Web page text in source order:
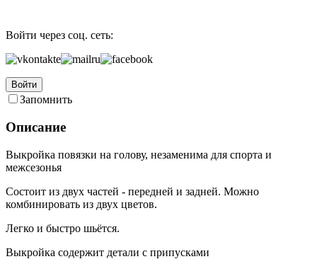
Войти через соц. сеть:
Войти
Запомнить
Описание
Выкройка повязки на голову, незаменима для спорта и
межсезонья
Состоит из двух частей - передней и задней. Можно
комбинировать из двух цветов.
Легко и быстро шьётся.
Выкройка содержит детали с припусками